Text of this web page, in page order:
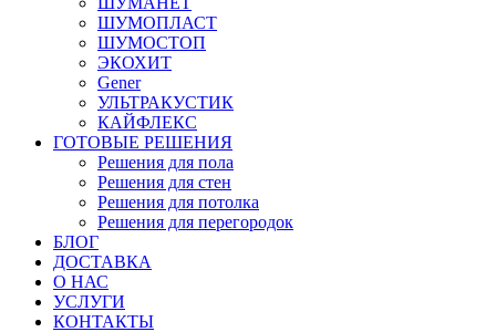
ШУМОПЛАСТ
ШУМОСТОП
ЭКОХИТ
Gener
УЛЬТРАКУСТИК
КАЙФЛЕКС
ГОТОВЫЕ РЕШЕНИЯ
Решения для пола
Решения для стен
Решения для потолка
Решения для перегородок
БЛОГ
ДОСТАВКА
О НАС
УСЛУГИ
КОНТАКТЫ